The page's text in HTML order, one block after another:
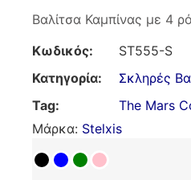
Βαλίτσα Καμπίνας με 4
Κωδικός:
ST555-S
Κατηγορία:
Σκληρές
Tag:
The Mars
Μάρκα: Stelxis